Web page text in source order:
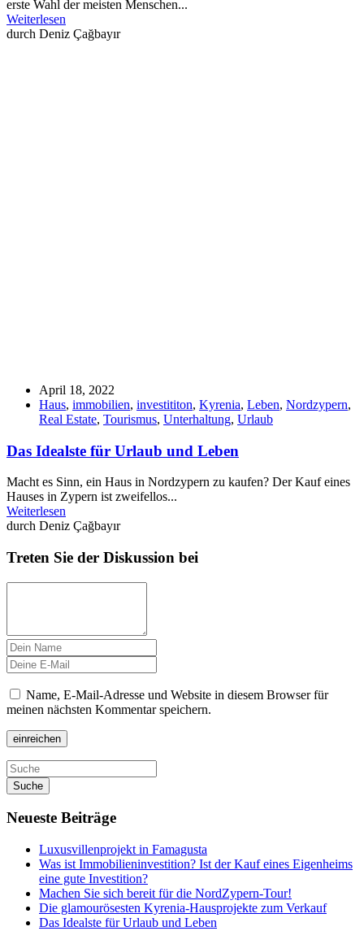
erste Wahl der meisten Menschen...
Weiterlesen
durch Deniz Çağbayır
April 18, 2022
Haus, immobilien, investititon, Kyrenia, Leben, Nordzypern,
Real Estate, Tourismus, Unterhaltung, Urlaub
Das Idealste für Urlaub und Leben
Macht es Sinn, ein Haus in Nordzypern zu kaufen? Der Kauf eines
Hauses in Zypern ist zweifellos...
Weiterlesen
durch Deniz Çağbayır
Treten Sie der Diskussion bei
Name, E-Mail-Adresse und Website in diesem Browser für
meinen nächsten Kommentar speichern.
Suche
Neueste Beiträge
Luxusvillenprojekt in Famagusta
Was ist Immobilieninvestition? Ist der Kauf eines Eigenheims
eine gute Investition?
Machen Sie sich bereit für die NordZypern-Tour!
Die glamourösesten Kyrenia-Hausprojekte zum Verkauf
Das Idealste für Urlaub und Leben